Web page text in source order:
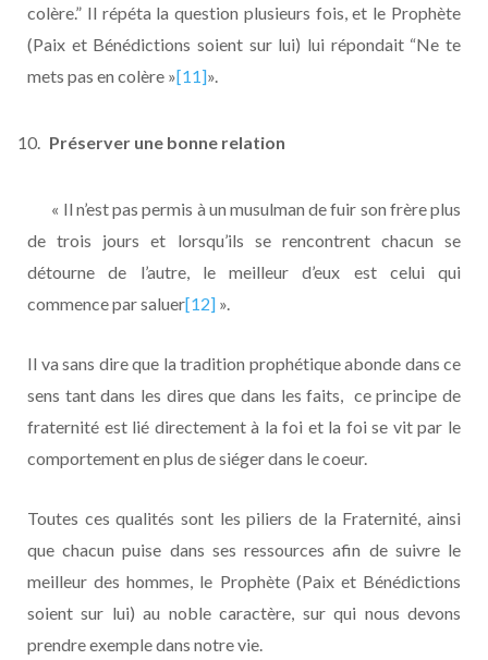
colère.” Il répéta la question plusieurs fois, et le Prophète
(Paix et Bénédictions soient sur lui) lui répondait “Ne te
mets pas en colère »[11]».
Préserver une bonne relation
« Il n’est pas permis à un musulman de fuir son frère plus
de trois jours et lorsqu’ils se rencontrent chacun se
détourne de l’autre, le meilleur d’eux est celui qui
commence par saluer[12] ».
Il va sans dire que la tradition prophétique abonde dans ce
sens tant dans les dires que dans les faits, ce principe de
fraternité est lié directement à la foi et la foi se vit par le
comportement en plus de siéger dans le coeur.
Toutes ces qualités sont les piliers de la Fraternité, ainsi
que chacun puise dans ses ressources afin de suivre le
meilleur des hommes, le Prophète (Paix et Bénédictions
soient sur lui) au noble caractère, sur qui nous devons
prendre exemple dans notre vie.